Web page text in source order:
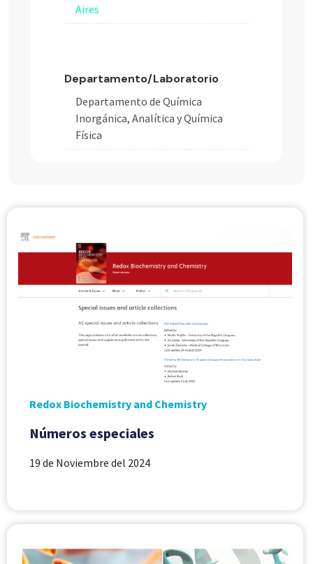
Aires
Departamento/Laboratorio
Departamento de Química
Inorgánica, Analítica y Química
Física
Redox Biochemistry and Chemistry
Números especiales
19 de Noviembre del 2024